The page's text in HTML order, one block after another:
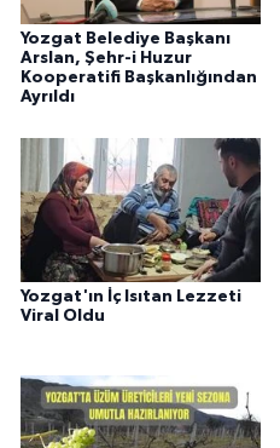
Yozgat Belediye Başkanı
Arslan, Şehr-i Huzur
Kooperatifi Başkanlığından
Ayrıldı
Yozgat'ın İç Isıtan Lezzeti
Viral Oldu